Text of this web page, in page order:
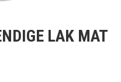
LAK MAT